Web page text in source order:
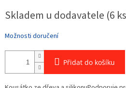
cena:
Skladem u dodavatele (6
Možnosti doručení
Přidat do košíku